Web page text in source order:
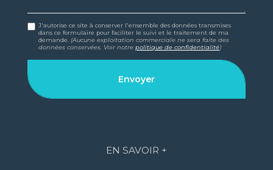
J'autorise ce site à conserver l'ensemble des données transmises
dans ce formulaire pour faciliter le suivi et le traitement de ma
demande. (Aucune exploitation commerciale ne sera faite des
données conservées. Voir notrepolitique de confidentialité)
EN SAVOIR +